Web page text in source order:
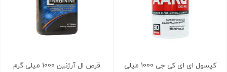
کپسول ای ای کی جی 1000 میلی
قرص ال آرژنین 1000 میلی گرم